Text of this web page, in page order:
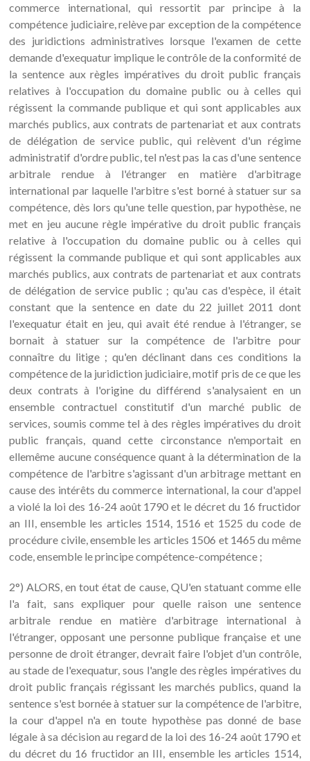
commerce international, qui ressortit par principe à la
compétence judiciaire, relève par exception de la compétence
des juridictions administratives lorsque l'examen de cette
demande d'exequatur implique le contrôle de la conformité de
la sentence aux règles impératives du droit public français
relatives à l'occupation du domaine public ou à celles qui
régissent la commande publique et qui sont applicables aux
marchés publics, aux contrats de partenariat et aux contrats
de délégation de service public, qui relèvent d'un régime
administratif d'ordre public, tel n'est pas la cas d'une sentence
arbitrale rendue à l'étranger en matière d'arbitrage
international par laquelle l'arbitre s'est borné à statuer sur sa
compétence, dès lors qu'une telle question, par hypothèse, ne
met en jeu aucune règle impérative du droit public français
relative à l'occupation du domaine public ou à celles qui
régissent la commande publique et qui sont applicables aux
marchés publics, aux contrats de partenariat et aux contrats
de délégation de service public ; qu'au cas d'espèce, il était
constant que la sentence en date du 22 juillet 2011 dont
l'exequatur était en jeu, qui avait été rendue à l'étranger, se
bornait à statuer sur la compétence de l'arbitre pour
connaître du litige ; qu'en déclinant dans ces conditions la
compétence de la juridiction judiciaire, motif pris de ce que les
deux contrats à l'origine du différend s'analysaient en un
ensemble contractuel constitutif d'un marché public de
services, soumis comme tel à des règles impératives du droit
public français, quand cette circonstance n'emportait en
ellemême aucune conséquence quant à la détermination de la
compétence de l'arbitre s'agissant d'un arbitrage mettant en
cause des intérêts du commerce international, la cour d'appel
a violé la loi des 16-24 août 1790 et le décret du 16 fructidor
an III, ensemble les articles 1514, 1516 et 1525 du code de
procédure civile, ensemble les articles 1506 et 1465 du même
code, ensemble le principe compétence-compétence ;
2°) ALORS, en tout état de cause, QU'en statuant comme elle
l'a fait, sans expliquer pour quelle raison une sentence
arbitrale rendue en matière d'arbitrage international à
l'étranger, opposant une personne publique française et une
personne de droit étranger, devrait faire l'objet d'un contrôle,
au stade de l'exequatur, sous l'angle des règles impératives du
droit public français régissant les marchés publics, quand la
sentence s'est bornée à statuer sur la compétence de l'arbitre,
la cour d'appel n'a en toute hypothèse pas donné de base
légale à sa décision au regard de la loi des 16-24 août 1790 et
du décret du 16 fructidor an III, ensemble les articles 1514,